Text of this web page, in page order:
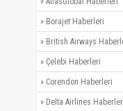
» Borajet Haberleri
» British Airways
» Çelebi Haberleri
» Corendon Haberleri
» Delta Airlines